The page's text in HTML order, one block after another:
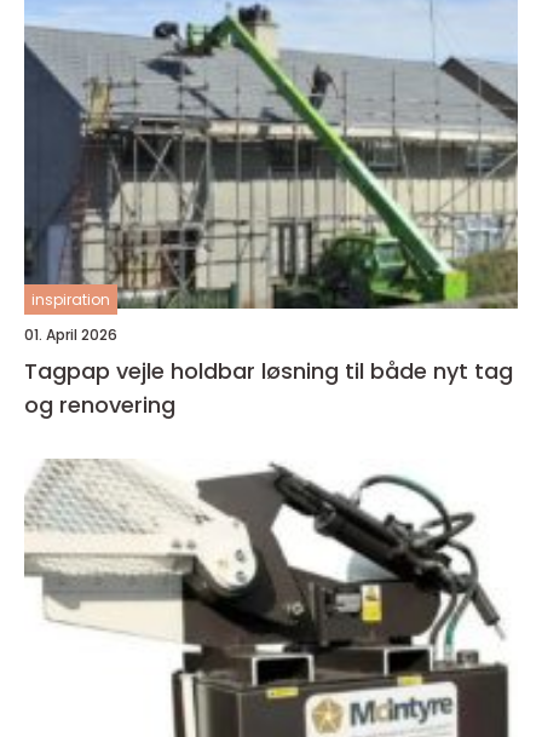
inspiration
01. April 2026
Tagpap vejle holdbar løsning til både nyt tag
og renovering